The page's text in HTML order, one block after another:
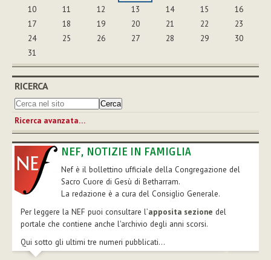
10
11 12 13 14 15
16
17
18 19 20 21 22
23
24
25 26 27 28 29
30
31
RICERCA
Ricerca avanzata…
NEF, NOTIZIE IN FAMIGLIA
Nef è il bollettino ufficiale della Congregazione del
Sacro Cuore di Gesù di Betharram.
La redazione è a cura del Consiglio Generale.
Per leggere la NEF puoi consultare l’apposita sezione del
portale che contiene anche l'archivio degli anni scorsi.
Qui sotto gli ultimi tre numeri pubblicati...